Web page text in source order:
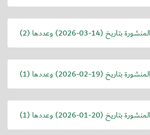
بتاريخ (2026-03-14) وعددها (2)
بتاريخ (2026-02-19) وعددها (1)
بتاريخ (2026-01-20) وعددها (1)